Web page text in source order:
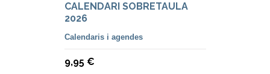
CALENDARI SOBRETAULA
2026
Calendaris i agendes
9,95 €